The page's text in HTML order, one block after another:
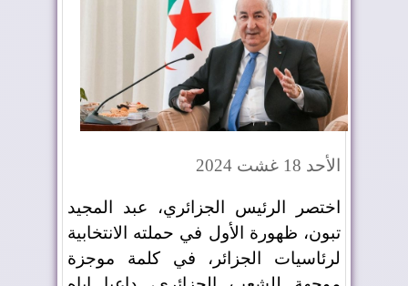
الأحد 18 غشت 2024
اختصر الرئيس الجزائري، عبد المجيد
تبون، ظهورة الأول في حملته الانتخابية
لرئاسيات الجزائر، في كلمة موجزة